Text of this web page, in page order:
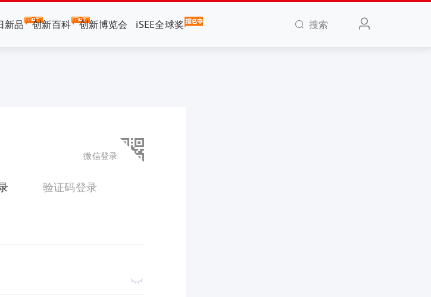
新品 创新百科 创新博览会 iSEE全球奖 搜索
微信登录
验证码登录